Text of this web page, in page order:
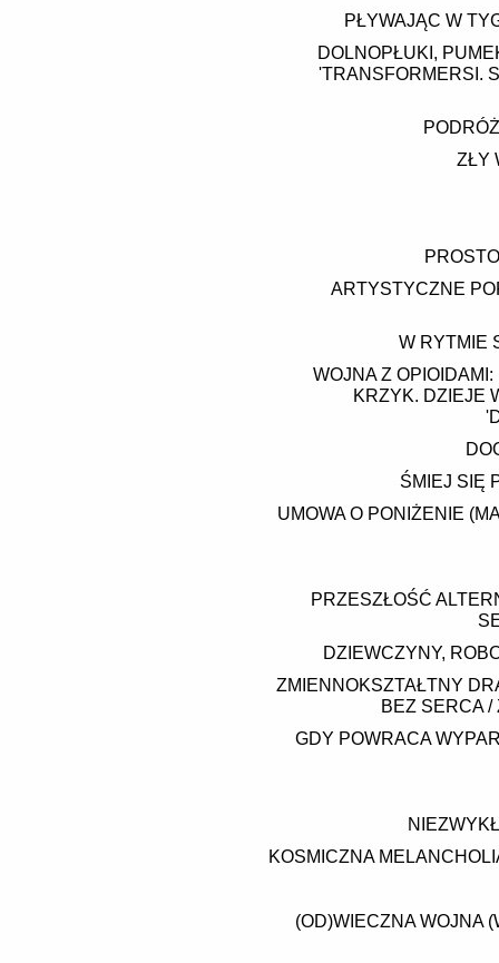
PŁYWAJĄC W
DOLNOPŁUKI,
'TRANSFORMERSI.
ZŁY
ARTYSTYCZNE
W RYTMIE
WOJNA Z
KRZYK. DZIEJE
ŚMIEJ SIĘ
UMOWA O PONIŻENIE
PRZESZŁOŚĆ
DZIEWCZYNY,
ZMIENNOKSZTAŁTNY
BEZ SERCA /
GDY POWRACA
KOSMICZNA
(OD)WIECZNA WOJNA